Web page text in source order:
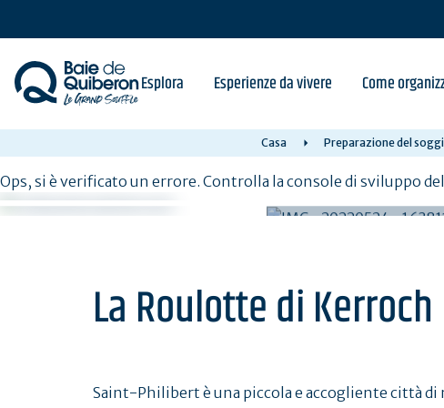
content
Esplora Esperienze da vivere Come
Casa Preparazione del
Ops, si è verificato un errore. Controlla la console di sviluppo
La Roulotte di Kerroch
Saint-Philibert è una piccola e accogliente città di